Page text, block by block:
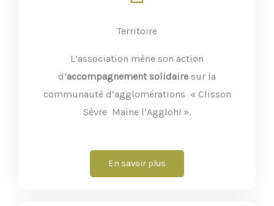
Territoire
L’association mène son action
d’accompagnement solidaire sur la
communauté d’agglomérations « Clisson
Sèvre Maine l’Aggloh! ».
En savoir plus